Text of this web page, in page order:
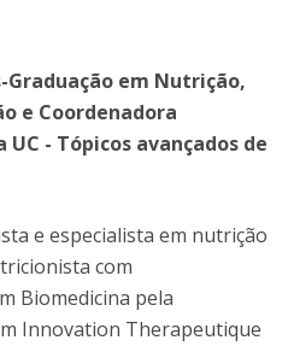
Graduação em Nutrição,
e Coordenadora
- Tópicos avançados de
e especialista em nutrição
com
Biomedicina pela
Innovation Therapeutique